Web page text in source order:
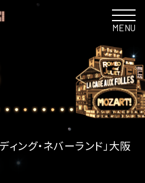
MENU
ィング・ネバーランド」大阪